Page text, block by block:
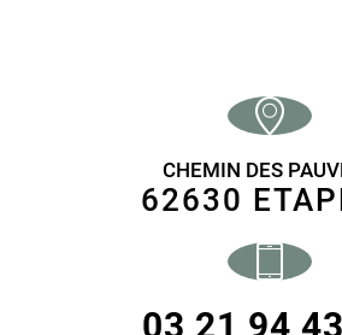
CHEMIN DES
62630
03 21 94